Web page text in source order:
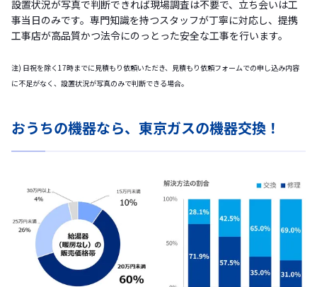
設置状況が写真で判断できれば現場調査は不要で、立ち会いは工
事当日のみです。専門知識を持つスタッフが丁寧に対応し、提携
工事店が高品質かつ法令にのっとった安全な工事を行います。
注) 日祝を除く17時までに見積もり依頼いただき、見積もり依頼フォームでの申し込み内容
に不足がなく、設置状況が写真のみで判断できる場合。
おうちの機器なら、東京ガスの機器交換！